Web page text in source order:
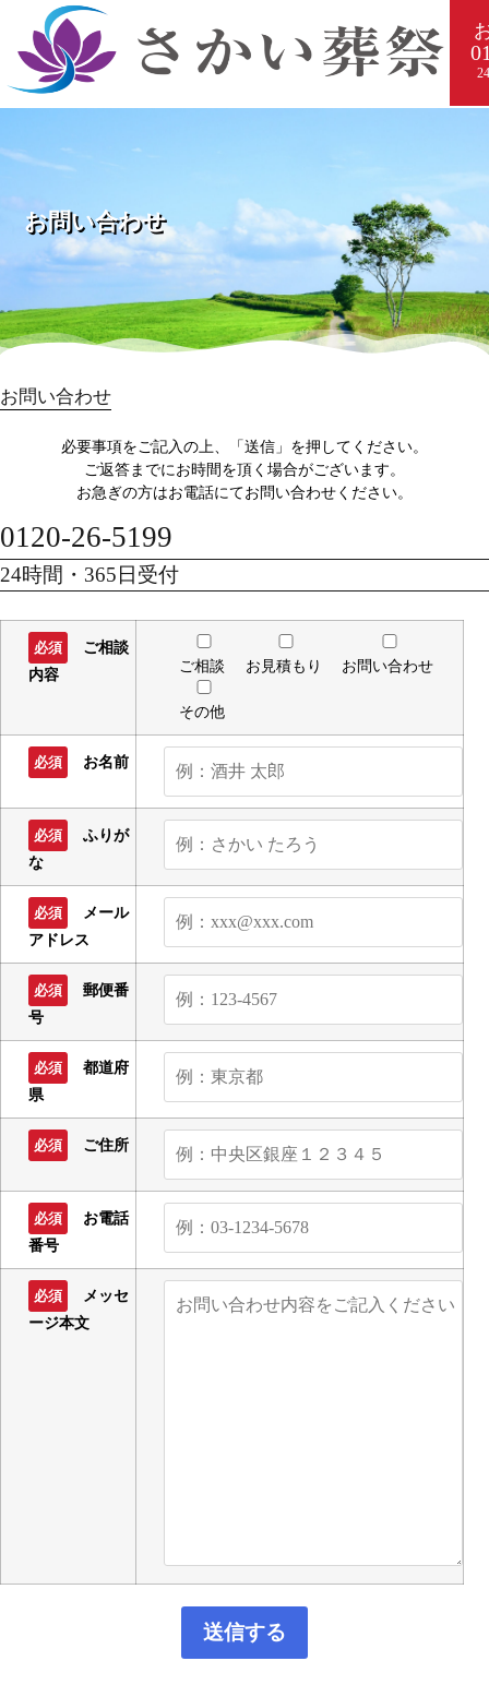
お問い合わせ
お問い合わせ
必要事項をご記入の上、「送信」を押してください。
ご返答までにお時間を頂く場合がございます。
お急ぎの方はお電話にてお問い合わせください。
0120-26-5199
24時間・365日受付
必須
ご相談
内容
ご相談 お見積もり お問い合わせ
その他
必須 お名前
必須
ふりが
な
必須
メール
アドレス
必須
郵便番
号
必須
都道府
県
必須 ご住所
必須
お電話
番号
必須
メッセ
ージ本文